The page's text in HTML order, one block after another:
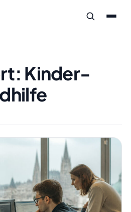
Kinder-